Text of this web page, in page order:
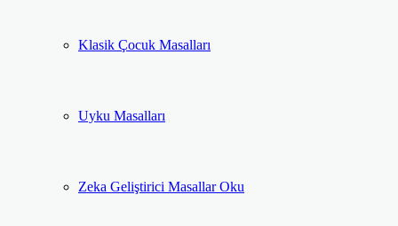
Klasik Çocuk Masalları
Uyku Masalları
Zeka Geliştirici Masallar Oku